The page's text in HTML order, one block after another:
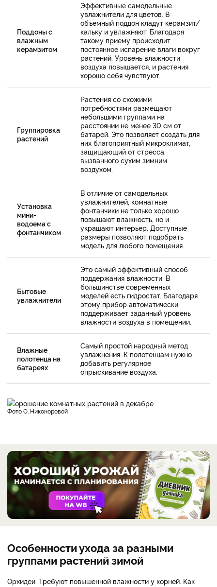
Поддоны с
влажным
керамзитом
Эффективные самодельные
увлажнители для цветов. В
объемный поддон кладут керамзит/
кальку и увлажняют. Благодаря
такому приему происходит
постоянное испарение влаги вокруг
растений. Уровень влажности
воздуха повышается, и растения
хорошо себя чувствуют.
Группировка
растений
Растения со схожими
потребностями размещают
небольшими группами на
расстоянии не менее 30 см от
батарей. Это позволяет создать для
них благоприятный микроклимат,
защищающий от стресса,
вызванного сухим зимним
воздухом.
Установка
мини-
водоема с
фонтанчиком
В отличие от самодельных
увлажнителей, комнатные
фонтанчики не только хорошо
повышают влажность, но и
украшают интерьер. Доступные
размеры позволяют подобрать
модель для любого помещения.
Бытовые
увлажнители
Это самый эффективный способ
поддержания влажности. В
большинстве современных
моделей есть гидростат. Благодаря
этому прибор автоматически
поддерживает заданный уровень
влажности воздуха в помещении.
Влажные
полотенца на
батареях
Самый простой народный метод
увлажнения. К полотенцам нужно
добавить регулярное
опрыскивание воздуха.
фото О. Никоноровой
Особенности ухода за разными
группами растений зимой
Орхидеи. Требуют повышенной влажности у корней. Как